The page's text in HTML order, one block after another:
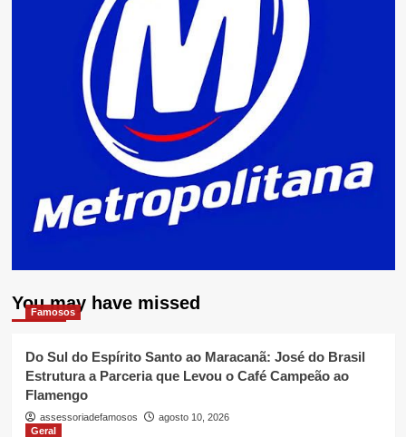
You may have missed
Famosos
Do Sul do Espírito Santo ao Maracanã: José do Brasil
Estrutura a Parceria que Levou o Café Campeão ao
Flamengo
assessoriadefamosos
agosto 10, 2026
Geral